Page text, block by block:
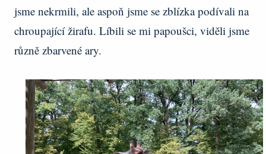
jsme nekrmili, ale aspoň jsme se zblízka podívali na
chroupající žirafu. Líbili se mi papoušci, viděli jsme
různě zbarvené ary.